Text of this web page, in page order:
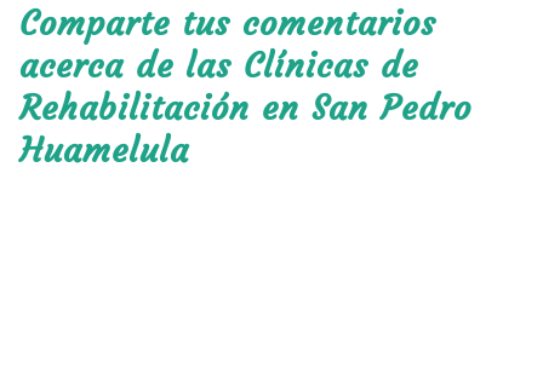
Comparte tus comentarios
acerca de las Clínicas de
Rehabilitación en San Pedro
Huamelula